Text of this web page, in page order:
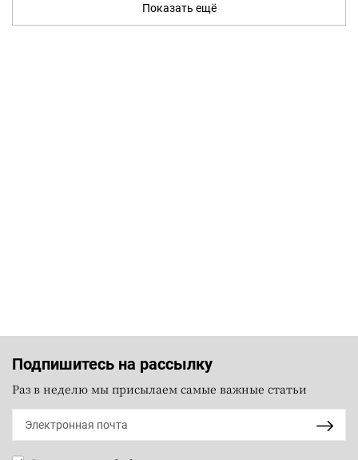
Показать ещё
Подпишитесь на рассылку
Раз в неделю мы присылаем самые важные статьи